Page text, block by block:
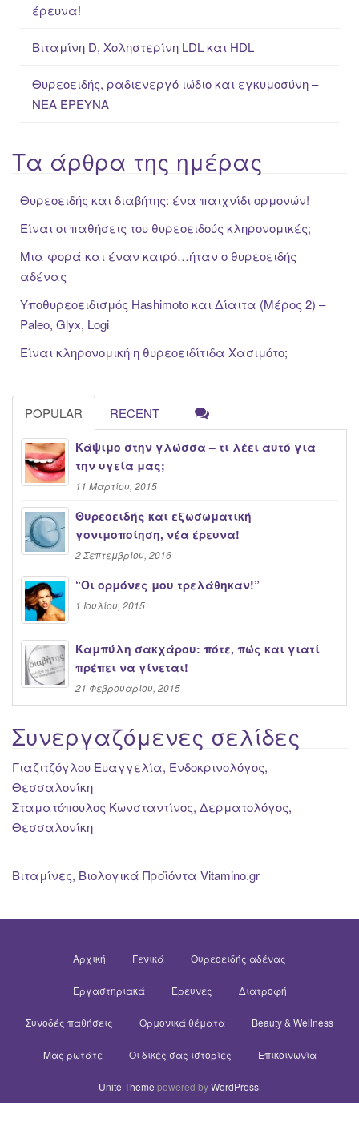
έρευνα!
Βιταμίνη D, Χοληστερίνη LDL και HDL
Θυρεοειδής, ραδιενεργό ιώδιο και εγκυμοσύνη –
ΝΕΑ ΈΡΕΥΝΑ
Τα άρθρα της ημέρας
Θυρεοειδής και διαβήτης: ένα παιχνίδι ορμονών!
Είναι οι παθήσεις του θυρεοειδούς κληρονομικές;
Μια φορά και έναν καιρό…ήταν ο θυρεοειδής
αδένας
Υποθυρεοειδισμός Hashimoto και Δίαιτα (Μέρος 2) –
Paleo, Glyx, Logi
Είναι κληρονομική η θυρεοειδίτιδα Χασιμότο;
POPULAR RECENT
Κάψιμο στην γλώσσα – τι λέει αυτό για
την υγεία μας;
11 Μαρτίου, 2015
Θυρεοειδής και εξωσωματική
γονιμοποίηση, νέα έρευνα!
2 Σεπτεμβρίου, 2016
“Oι ορμόνες μου τρελάθηκαν!”
1 Ιουλίου, 2015
Καμπύλη σακχάρου: πότε, πώς και γιατί
πρέπει να γίνεται!
21 Φεβρουαρίου, 2015
Συνεργαζόμενες σελίδες
Γιαζιτζόγλου Ευαγγελία, Ενδοκρινολόγος,
Θεσσαλονίκη
Σταματόπουλος Κωνσταντίνος, Δερματολόγος,
Θεσσαλονίκη
Βιταμίνες, Βιολογικά Προϊόντα Vitamino.gr
Αρχική Γενικά Θυρεοειδής αδένας
Εργαστηριακά Έρευνες Διατροφή
Συνοδές παθήσεις Ορμονικά θέματα Beauty & Wellness
Μας ρωτάτε Οι δικές σας ιστορίες Επικοινωνία
Unite Theme powered byWordPress.